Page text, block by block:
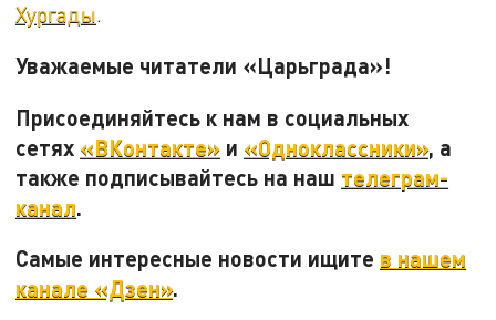
Хургады.
Уважаемые читатели «Царьграда»!
Присоединяйтесь к нам в социальных
сетях «ВКонтакте» и «Одноклассники», а
также подписывайтесь на наш телеграм-
канал.
Самые интересные новости ищите в нашем
канале «Дзен».